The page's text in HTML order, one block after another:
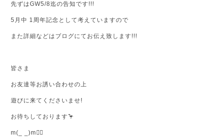
先ずはGW5/8迄の告知です!!!
5月中 1周年記念として考えていますので
また詳細などはブログにてお伝え致します!!!
皆さま
お友達等お誘い合わせの上
遊びに来てくださいませ!
お待ちしております🦩
m(_ _)m🙇‍♂